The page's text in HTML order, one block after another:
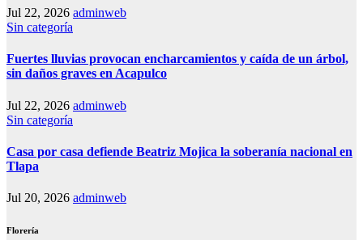
Jul 22, 2026 adminweb
Sin categoría
Fuertes lluvias provocan encharcamientos y caída de un árbol,
sin daños graves en Acapulco
Jul 22, 2026 adminweb
Sin categoría
Casa por casa defiende Beatriz Mojica la soberanía nacional en
Tlapa
Jul 20, 2026 adminweb
Florería